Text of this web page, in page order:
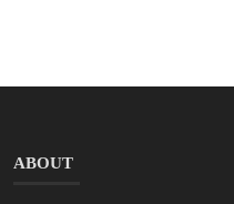
ABOUT